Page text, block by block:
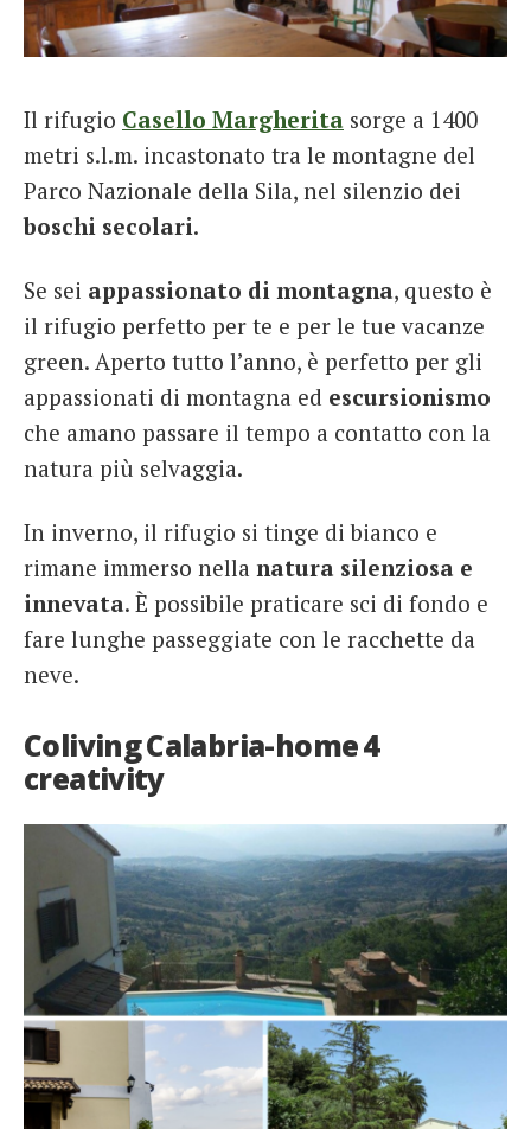
Il rifugio Casello Margherita sorge a 1400
metri s.l.m. incastonato tra le montagne del
Parco Nazionale della Sila, nel silenzio dei
boschi secolari.
Se sei appassionato di montagna, questo è
il rifugio perfetto per te e per le tue vacanze
green. Aperto tutto l’anno, è perfetto per gli
appassionati di montagna ed escursionismo
che amano passare il tempo a contatto con la
natura più selvaggia.
In inverno, il rifugio si tinge di bianco e
rimane immerso nella natura silenziosa e
innevata. È possibile praticare sci di fondo e
fare lunghe passeggiate con le racchette da
neve.
Coliving Calabria-home 4
creativity